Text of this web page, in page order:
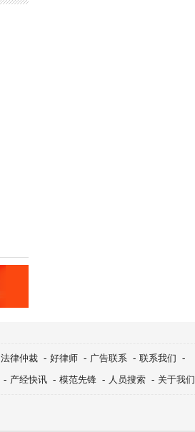
法律仲裁 - 好律师 - 广告联系 - 联系我们 -
- 产经快讯 - 模范先锋 - 人员搜索 - 关于我们